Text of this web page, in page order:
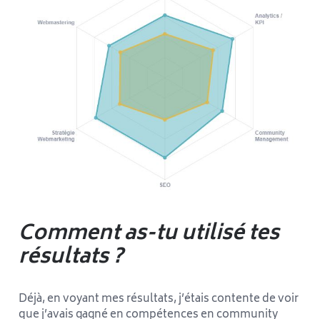
Comment as-tu utilisé tes
résultats ?
Déjà, en voyant mes résultats, j’étais contente de voir
que j’avais gagné en compétences en community